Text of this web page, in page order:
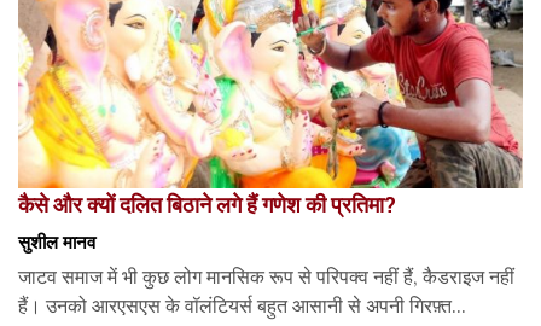
कैसे और क्यों दलित बिठाने लगे हैं गणेश की प्रतिमा?
सुशील मानव
जाटव समाज में भी कुछ लोग मानसिक रूप से परिपक्व नहीं हैं, कैडराइज नहीं
हैं। उनको आरएसएस के वॉलंटियर्स बहुत आसानी से अपनी गिरफ़्त...